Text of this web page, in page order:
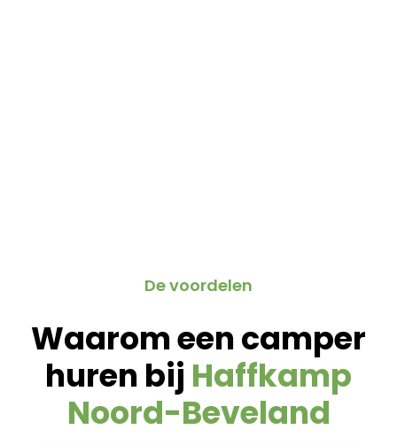
De voordelen
Waarom een camper
huren bij Haffkamp
Noord-Beveland